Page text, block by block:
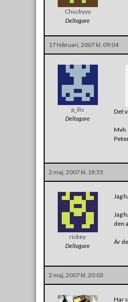
Chuckyyy
Deltagare
17 februari, 2007 kl. 09:04
p_ilis
Deltagare
Det
Mvh
2 maj, 2007 kl. 18:55
rickey
Deltagare
Jag
Jag
den
Är
2 maj, 2007 kl. 20:03
Har